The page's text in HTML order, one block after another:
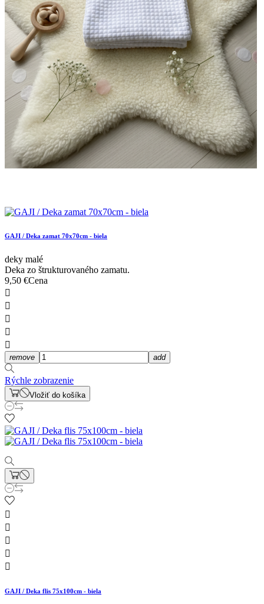
GAJI / Deka zamat 70x70cm - biela
deky malé
Deka zo štrukturovaného zamatu.
9,50 €Cena





remove add
Rýchle zobrazenie
Vložiť do košíka





GAJI / Deka flis 75x100cm - biela